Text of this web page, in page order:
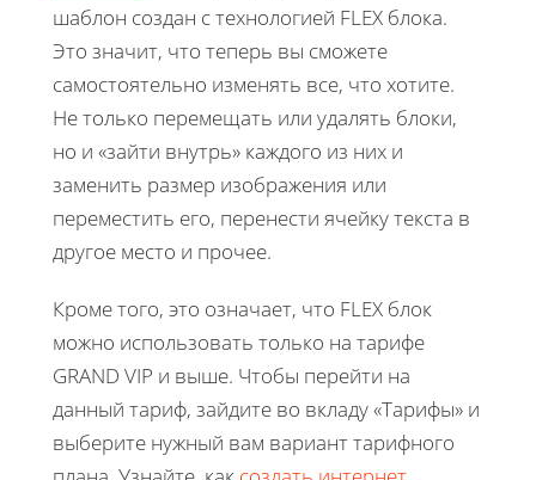
шаблон создан с технологией FLEX блока.
Это значит, что теперь вы сможете
самостоятельно изменять все, что хотите.
Не только перемещать или удалять блоки,
но и «зайти внутрь» каждого из них и
заменить размер изображения или
переместить его, перенести ячейку текста в
другое место и прочее.
Кроме того, это означает, что FLEX блок
можно использовать только на тарифе
GRAND VIP и выше. Чтобы перейти на
данный тариф, зайдите во вкладу «Тарифы» и
выберите нужный вам вариант тарифного